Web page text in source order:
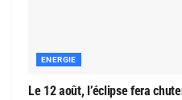
ENERGIE
Le 12 août, l’éclipse fera